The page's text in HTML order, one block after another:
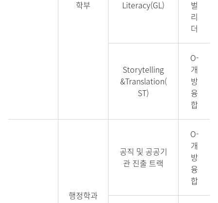
학부
Literacy(GL)
벌
리
더
Storytelling
&Translation(
ST)
O-
개
방
융
합
행정학과
공직 및 공공기
관 진출 트랙
O-
개
방
융
합